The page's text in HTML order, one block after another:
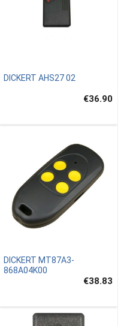
DICKERT AHS27 02
€36.90
DICKERT MT87A3-
868A04K00
€38.83